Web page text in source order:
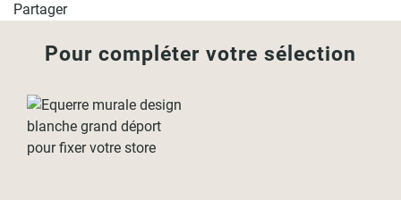
- L180cm x H250cm / L184cm x H250cm
- L210cm x H250cm / L214cm x H250cm
Partager
Pour compléter votre sélection